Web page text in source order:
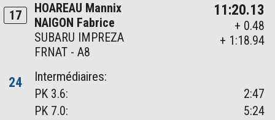
17
HOAREAU Mannix
NAIGON Fabrice
SUBARU IMPREZA
FRNAT - A8
11:20.13
+ 0.48
+ 1:18.94
24
Intermédiaires:
PK 3.6:
2:47
PK 7.0:
5:24